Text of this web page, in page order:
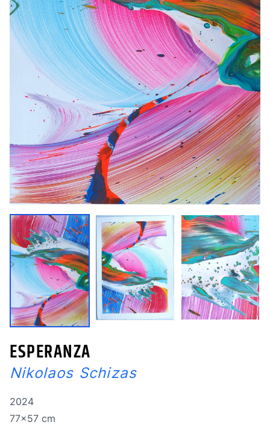
ESPERANZA
Nikolaos Schizas
Année de réalisation
2024
Dimensions
77x57 cm